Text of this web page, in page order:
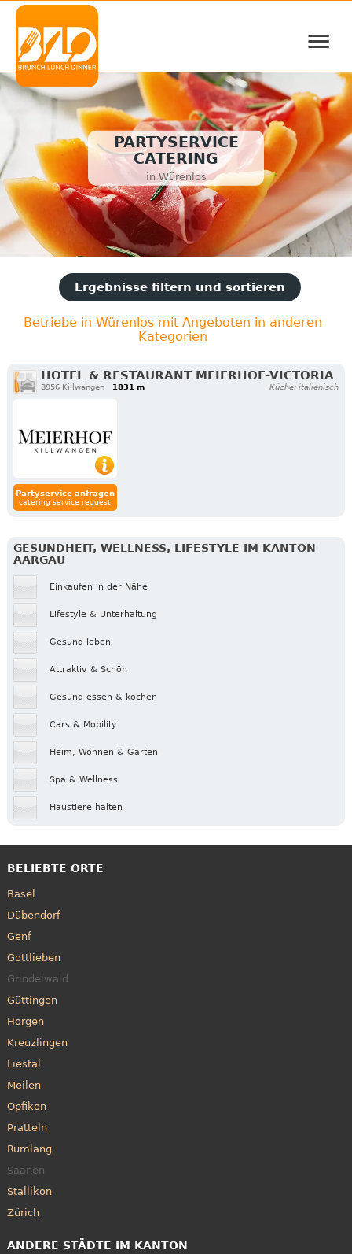
≡
PARTYSERVICE
CATERING
in Würenlos
Ergebnisse filtern und sortieren
Betriebe in Würenlos mit Angeboten in anderen
Kategorien
HOTEL & RESTAURANT MEIERHOF-VICTORIA
8956 Killwangen 1831 m Küche: italienisch
Partyservice anfragen
catering service request
GESUNDHEIT, WELLNESS, LIFESTYLE IM KANTON
AARGAU
Einkaufen in der Nähe
Lifestyle & Unterhaltung
Gesund leben
Attraktiv & Schön
Gesund essen & kochen
Cars & Mobility
Heim, Wohnen & Garten
Spa & Wellness
Haustiere halten
BELIEBTE ORTE
Basel
Dübendorf
Genf
Gottlieben
Grindelwald
Güttingen
Horgen
Kreuzlingen
Liestal
Meilen
Opfikon
Pratteln
Rümlang
Saanen
Stallikon
Zürich
ANDERE STÄDTE IM KANTON